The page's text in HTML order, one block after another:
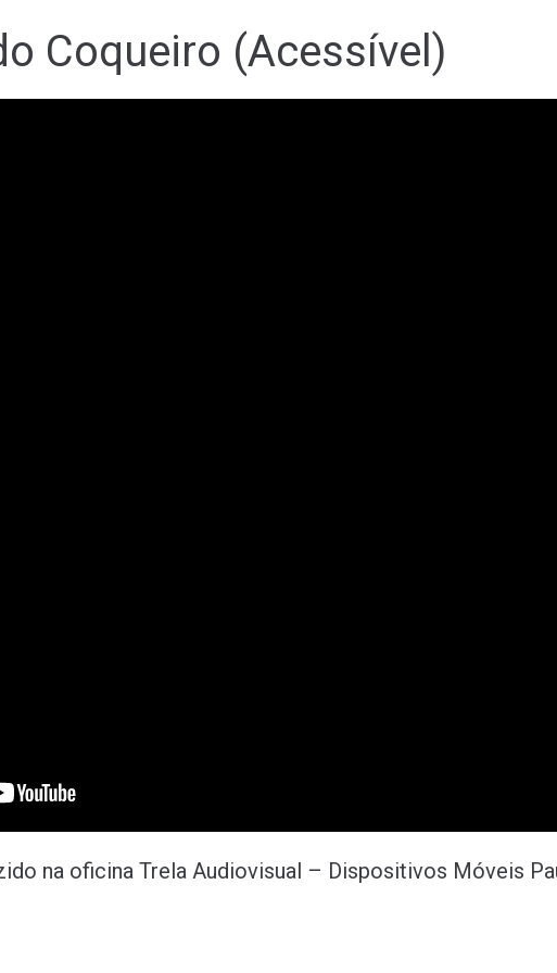
Coqueiro (Acessível)
na oficina Trela Audiovisual – Dispositivos Móveis